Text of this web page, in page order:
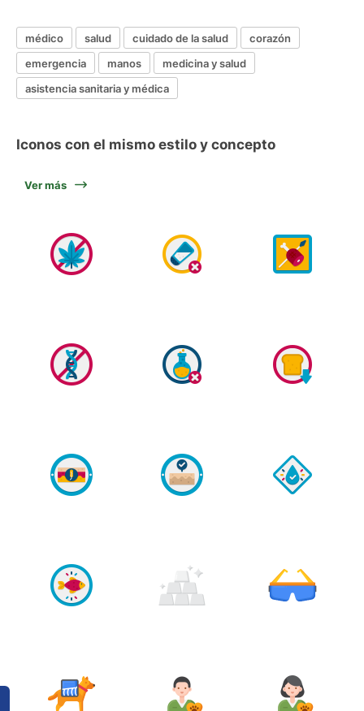
médico salud cuidado de la salud
corazón
emergencia
manos
medicina y salud
asistencia sanitaria y médica
Iconos con el mismo estilo y concepto
Ver más